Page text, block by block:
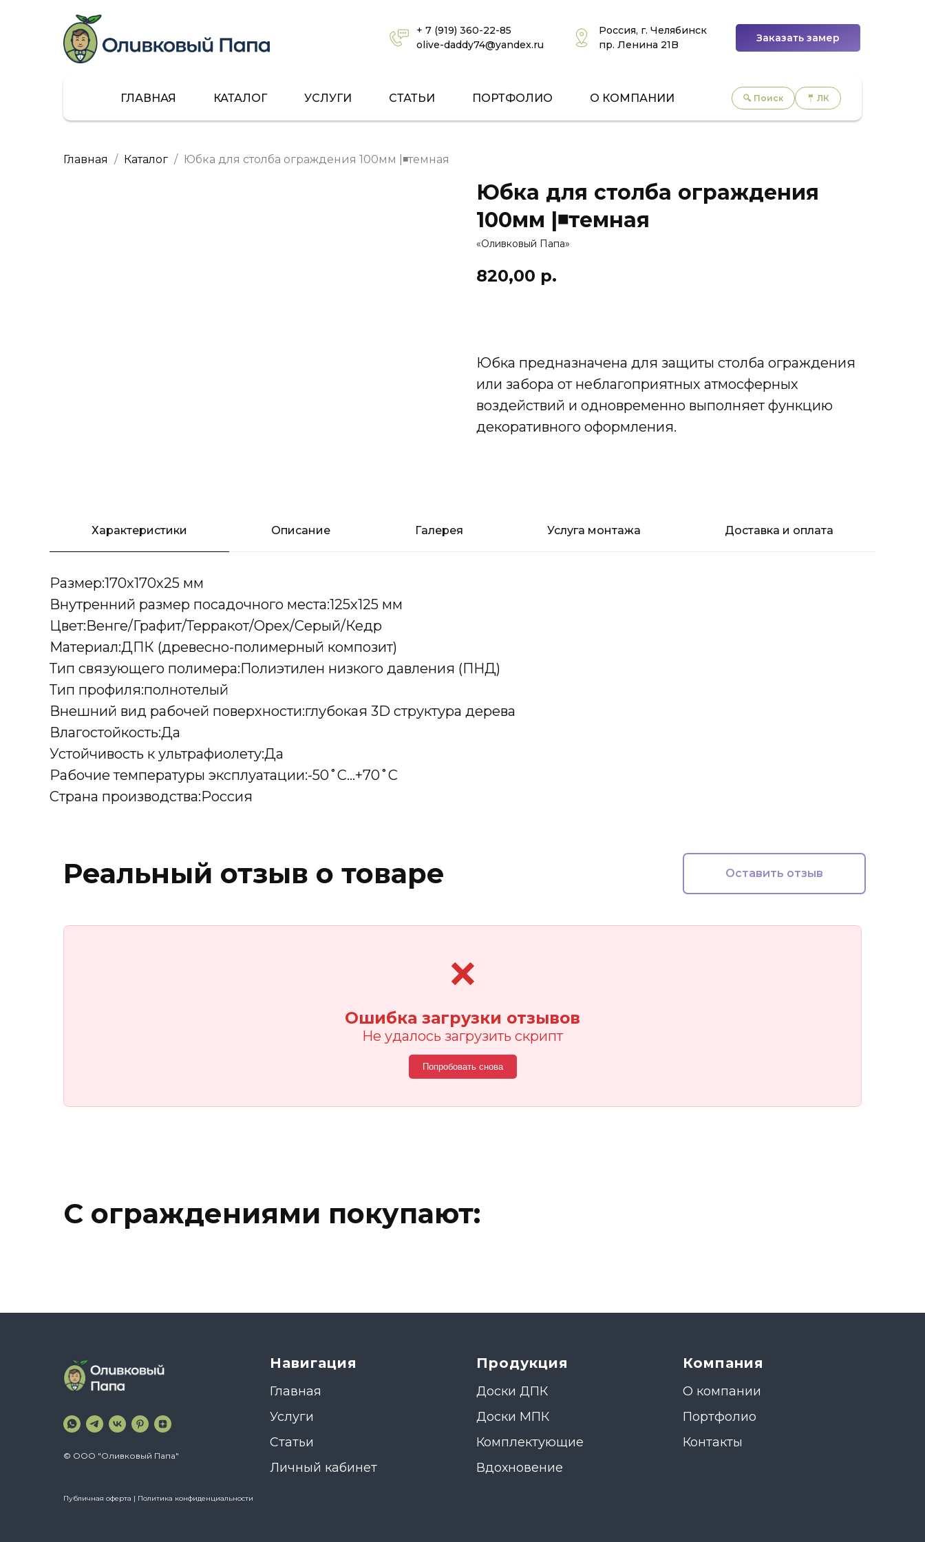
+ 7 (919) 360-22-85
olive-daddy74@yandex.ru
Россия, г. Челябинск
пр. Ленина 21B
Заказать замер
ГЛАВНАЯ КАТАЛОГ УСЛУГИ СТАТЬИ ПОРТФОЛИО О КОМПАНИИ 🔍 Поиск 🤵 ЛК
Главная Каталог Юбка для столба ограждения 100мм |◾темная
Юбка для столба ограждения
100мм |◾темная
«Оливковый Папа»
820,00 р.
Юбка предназначена для защиты столба ограждения
или забора от неблагоприятных атмосферных
воздействий и одновременно выполняет функцию
декоративного оформления.
Характеристики Описание Галерея Услуга монтажа Доставка и оплата
Размер:170х170х25 мм
Внутренний размер посадочного места:125х125 мм
Цвет:Венге/Графит/Терракот/Орех/Серый/Кедр
Материал:ДПК (древесно-полимерный композит)
Тип связующего полимера:Полиэтилен низкого давления (ПНД)
Тип профиля:полнотелый
Внешний вид рабочей поверхности:глубокая 3D структура дерева
Влагостойкость:Да
Устойчивость к ультрафиолету:Да
Рабочие температуры эксплуатации:-50˚С…+70˚С
Страна производства:Россия
Реальный отзыв о товаре Оставить отзыв
❌
Ошибка загрузки отзывов
Не удалось загрузить скрипт
Попробовать снова
С ограждениями покупают:
© ООО "Оливковый Папа"
Навигация
Главная
Услуги
Статьи
Личный кабинет
Продукция
Доски ДПК
Доски МПК
Комплектующие
Вдохновение
Компания
О компании
Портфолио
Контакты
Публичная оферта | Политика конфиденциальности